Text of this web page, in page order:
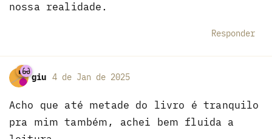
nossa realidade.
Responder
giu 4 de Jan de 2025
Acho que até metade do livro é tranquilo
pra mim também, achei bem fluida a